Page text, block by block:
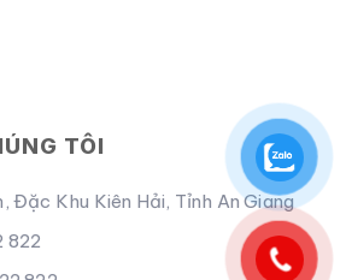
TÔI
Đặc Khu Kiên Hải, Tỉnh An Giang
822